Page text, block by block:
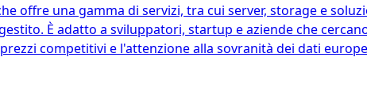
offre una gamma di servizi, tra cui server, storage e
È adatto a sviluppatori, startup e aziende che
competitivi e l'attenzione alla sovranità dei dati